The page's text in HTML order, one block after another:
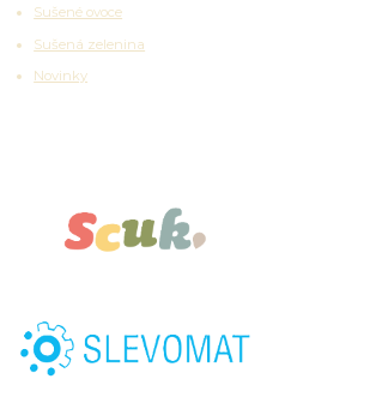
Sušené ovoce
Sušená zelenina
Novinky